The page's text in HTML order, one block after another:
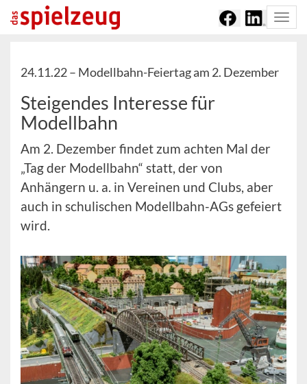
24.11.22 – Modellbahn-Feiertag am 2. Dezember
Steigendes Interesse für
Modellbahn
Am 2. Dezember findet zum achten Mal der
„Tag der Modellbahn“ statt, der von
Anhängern u. a. in Vereinen und Clubs, aber
auch in schulischen Modellbahn-AGs gefeiert
wird.